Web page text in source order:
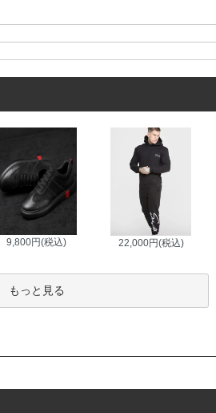
9,800円(税込) 22,000円(税込)
もっと見る